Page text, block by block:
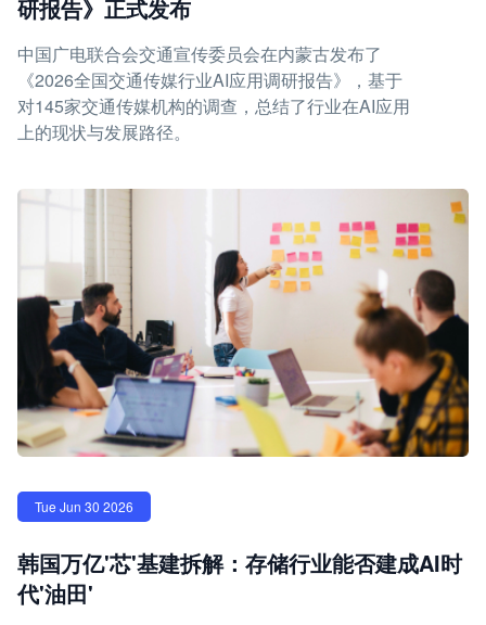
研报告》正式发布
中国广电联合会交通宣传委员会在内蒙古发布了
《2026全国交通传媒行业AI应用调研报告》，基于
对145家交通传媒机构的调查，总结了行业在AI应用
上的现状与发展路径。
Tue Jun 30 2026
韩国万亿'芯'基建拆解：存储行业能否建成AI时
代'油田'